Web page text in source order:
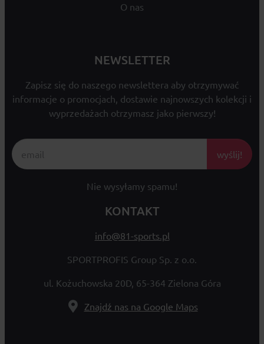
O nas
NEWSLETTER
Zapisz się do naszego newslettera aby otrzymywać
informacje o promocjach, dostawie najnowszych kolekcji i
wyprzedażach otrzymasz jako pierwszy!
wyślij!
Nie wysyłamy spamu!
KONTAKT
info@81-sports.pl
SPORTPROFIS Group Sp. z o.o.
ul. Kożuchowska 20D, 65-364 Zielona Góra
Znajdź nas na Google Maps